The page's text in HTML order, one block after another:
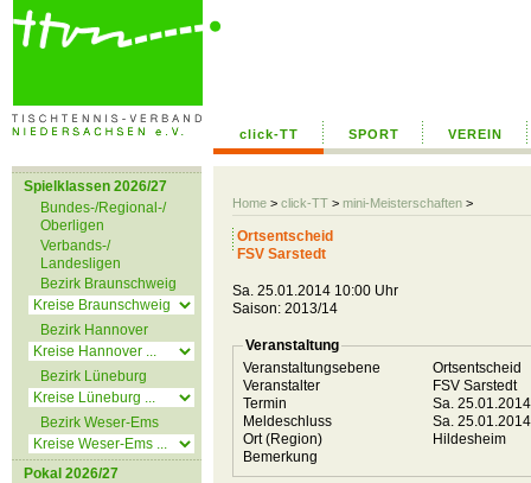
click-TT SPORT VEREIN
Home > click-TT > mini-Meisterschaften >
Spielklassen 2026/27
Bundes-/Regional-/
Oberligen
Verbands-/
Landesligen
Bezirk Braunschweig
Bezirk Hannover
Bezirk Lüneburg
Bezirk Weser-Ems
Pokal 2026/27
Ortsentscheid
FSV Sarstedt
Sa. 25.01.2014 10:00 Uhr
Saison: 2013/14
Veranstaltung
Veranstaltungsebene
Ortsentscheid
Veranstalter
FSV Sarstedt
Termin
Sa.
Meldeschluss
Sa.
Ort (Region)
Hildesheim
Bemerkung